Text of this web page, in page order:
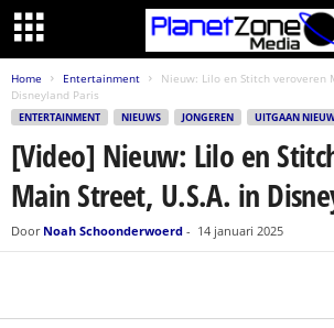
Home Entertainment
Nieuw: Lilo en Stitch veroveren
Disneyland Paris
ENTERTAINMENT NIEUWS JONGEREN UITGAAN
[Video] Nieuw: Lilo en
Main Street, U.S.A. in
Door Noah Schoonderwoerd - 14 januari 2025